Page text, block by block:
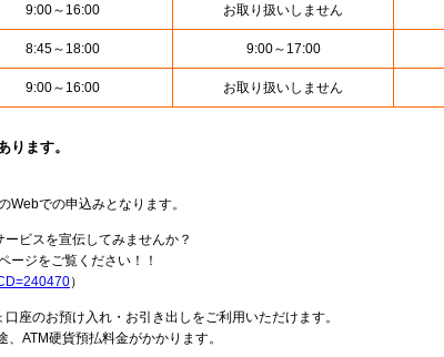
9:00～16:00 お取り扱いしません
8:45～18:00 9:00～17:00
9:00～16:00 お取り扱いしません
ます。
での申込みとなります。
ビスを宣伝してみませんか？
ジをご覧ください！！
）
座のお預け入れ・お引き出しをご利用いただけます。
ATM硬貨預払料金がかかります。